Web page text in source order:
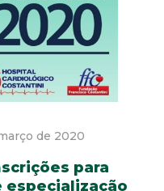
de 2020
para
especialização